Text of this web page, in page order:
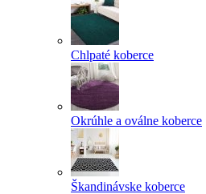
Chlpaté koberce
Okrúhle a oválne koberce
Škandinávske koberce